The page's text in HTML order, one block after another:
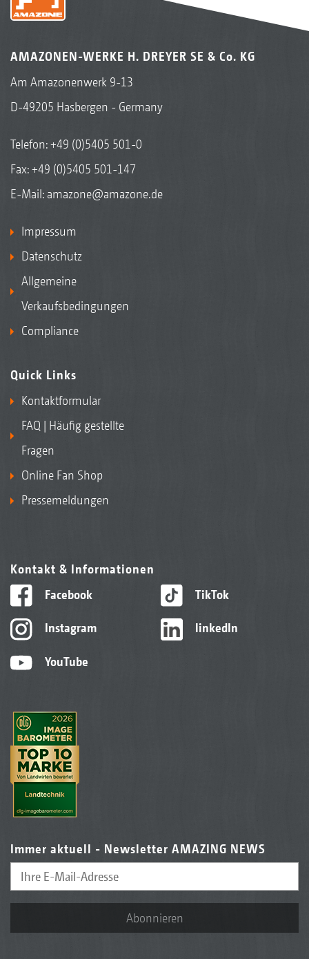
AMAZONEN-WERKE H. DREYER SE & Co. KG
Am Amazonenwerk 9-13
D-49205 Hasbergen - Germany
Telefon:+49 (0)5405 501-0
Fax: +49 (0)5405 501-147
E-Mail: amazone@amazone.de
Impressum
Datenschutz
Allgemeine
Verkaufsbedingungen
Compliance
Quick Links
Kontaktformular
FAQ | Häufig gestellte
Fragen
Online Fan Shop
Pressemeldungen
Kontakt & Informationen
Facebook
Instagram
YouTube
TikTok
linkedIn
Immer aktuell - Newsletter AMAZING NEWS
Abonnieren